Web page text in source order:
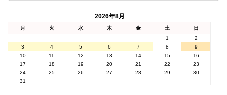
2026年8月
月 火 水 木 金 土
日
1
2
3
4 5 6 7 8
9
10
11 12 13 14 15
16
17
18 19 20 21 22
23
24
25 26 27 28 29
30
31